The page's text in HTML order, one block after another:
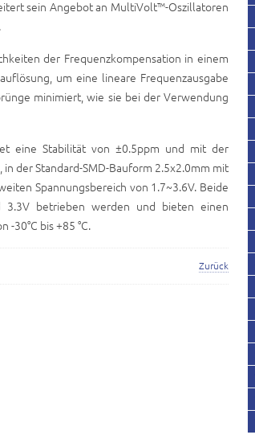
sein Angebot an MultiVolt™-Oszillatoren
der Frequenzkompensation in einem
um eine lineare Frequenzausgabe
minimiert, wie sie bei der Verwendung
eine Stabilität von ±0.5ppm und mit der
der Standard-SMD-Bauform 2.5x2.0mm mit
Spannungsbereich von 1.7~3.6V. Beide
3.3V betrieben werden und bieten einen
30°C bis +85 °C.
Zurück